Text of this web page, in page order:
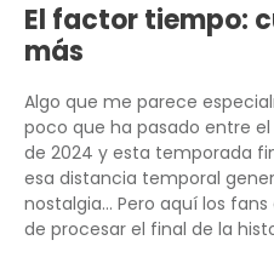
El factor tiempo:
más
Algo que me parece
poco que ha pasado entre
de 2024 y esta temporada
esa distancia temporal
nostalgia… Pero aquí los
de procesar el final de la